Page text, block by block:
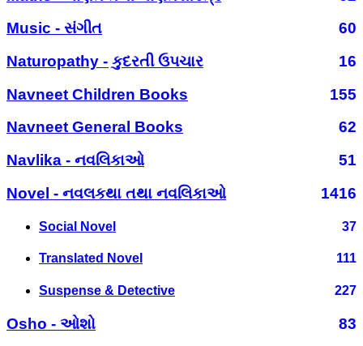
Music - સંગીત
60
Naturopathy - કુદરતી ઉપચાર
16
Navneet Children Books
155
Navneet General Books
62
Navlika - નવલિકાઓ
51
Novel - નવલકથા તથા નવલિકાઓ
1416
Social Novel 37
Translated Novel 111
Suspense & Detective 227
Osho - ઓશો
83